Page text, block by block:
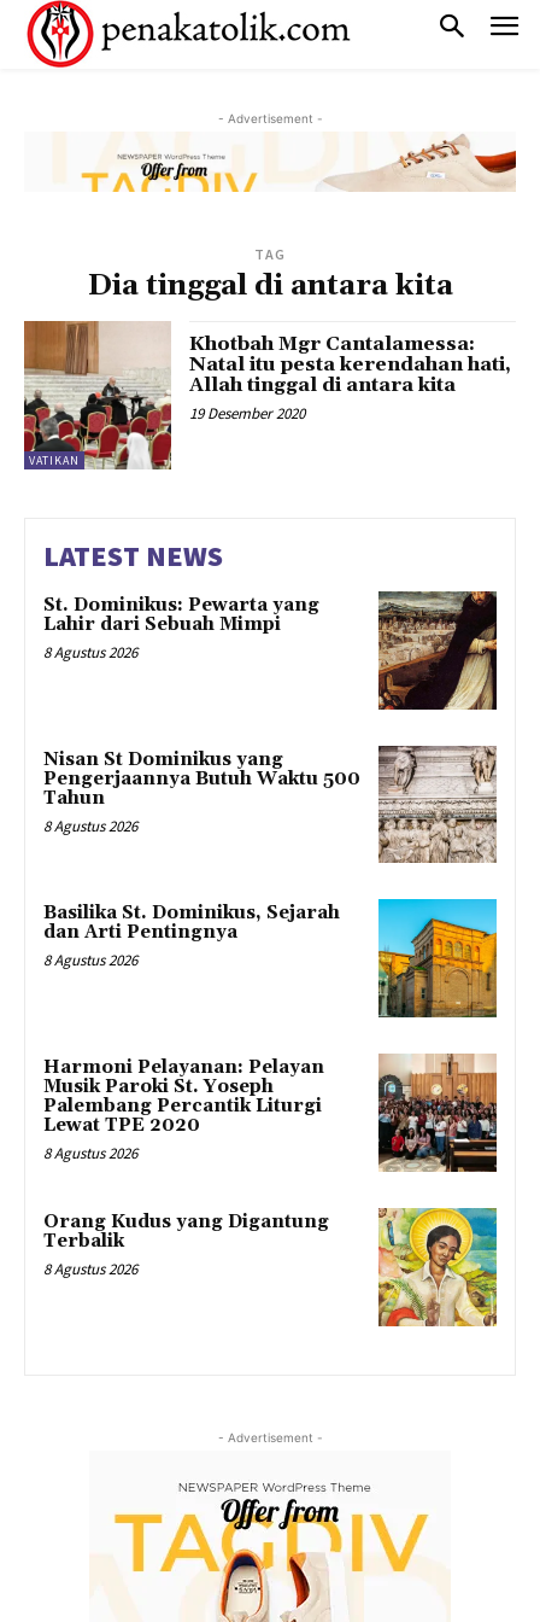
- Advertisement -
TAG
Dia tinggal di antara kita
VATIKAN
Khotbah Mgr Cantalamessa:
Natal itu pesta kerendahan hati,
Allah tinggal di antara kita
19 Desember 2020
LATEST NEWS
St. Dominikus: Pewarta yang
Lahir dari Sebuah Mimpi
8 Agustus 2026
Nisan St Dominikus yang
Pengerjaannya Butuh Waktu 500
Tahun
8 Agustus 2026
Basilika St. Dominikus, Sejarah
dan Arti Pentingnya
8 Agustus 2026
Harmoni Pelayanan: Pelayan
Musik Paroki St. Yoseph
Palembang Percantik Liturgi
Lewat TPE 2020
8 Agustus 2026
Orang Kudus yang Digantung
Terbalik
8 Agustus 2026
- Advertisement -